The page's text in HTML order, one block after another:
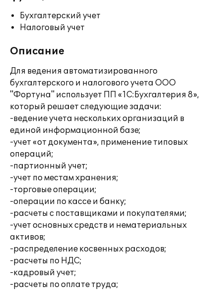
Бухгалтерский учет
Налоговый учет
Описание
Для ведения автоматизированного
бухгалтерского и налогового учета ООО
"Фортуна" использует ПП «1С:Бухгалтерия 8»,
который решает следующие задачи:
-ведение учета нескольких организаций в
единой информационной базе;
-учет «от документа», применение типовых
операций;
-партионный учет;
-учет по местам хранения;
-торговые операции;
-операции по кассе и банку;
-расчеты с поставщиками и покупателями;
-учет основных средств и нематериальных
активов;
-распределение косвенных расходов;
-расчеты по НДС;
-кадровый учет;
-расчеты по оплате труда;